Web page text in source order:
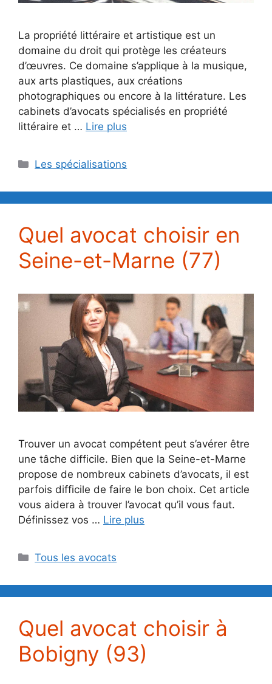
La propriété littéraire et artistique est un
domaine du droit qui protège les créateurs
d’œuvres. Ce domaine s’applique à la musique,
aux arts plastiques, aux créations
photographiques ou encore à la littérature. Les
cabinets d’avocats spécialisés en propriété
littéraire et … Lire plus
Catégories
Les spécialisations
Quel avocat choisir en
Seine-et-Marne (77)
Trouver un avocat compétent peut s’avérer être
une tâche difficile. Bien que la Seine-et-Marne
propose de nombreux cabinets d’avocats, il est
parfois difficile de faire le bon choix. Cet article
vous aidera à trouver l’avocat qu’il vous faut.
Définissez vos … Lire plus
Catégories
Tous les avocats
Quel avocat choisir à
Bobigny (93)